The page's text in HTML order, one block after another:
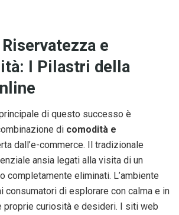
e
I Pilastri della
di questo successo è
di comodità e
dall’e-commerce. Il tradizionale
ansia legati alla visita di un
completamente eliminati. L’ambiente
consumatori di esplorare con calma e in
proprie curiosità e desideri. I siti web